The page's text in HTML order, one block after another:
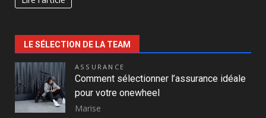
LE SÉLECTION DE LA TEAM
ASSURANCE
Comment sélectionner l’assurance idéale
pour votre onewheel
Marise